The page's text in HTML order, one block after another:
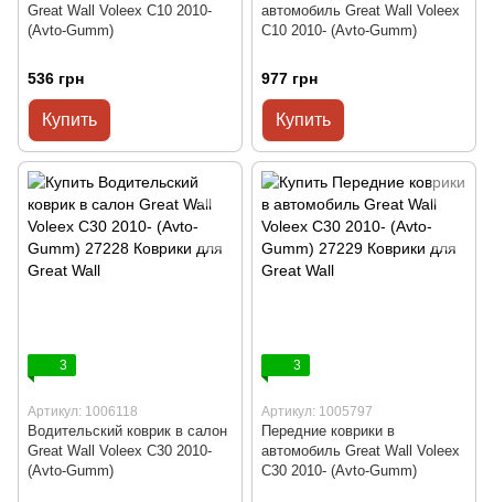
Great Wall Voleex C10 2010-
(Avto-Gumm)
536 грн
Купить
автомобиль Great Wall Voleex
C10 2010- (Avto-Gumm)
977 грн
Купить
3
Артикул: 1006118
Водительский коврик в салон
Great Wall Voleex C30 2010-
(Avto-Gumm)
3
Артикул: 1005797
Передние коврики в
автомобиль Great Wall Voleex
C30 2010- (Avto-Gumm)